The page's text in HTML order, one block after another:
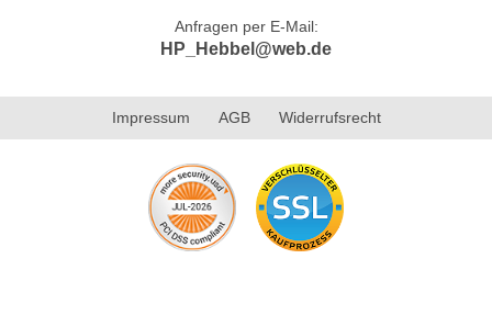
Anfragen per E-Mail:
HP_Hebbel@web.de
Impressum AGB Widerrufsrecht